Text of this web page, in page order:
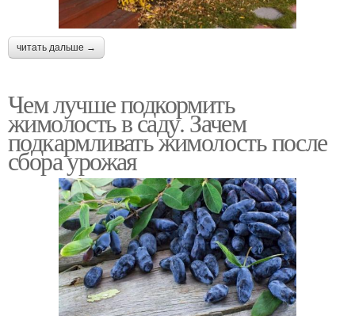
читать дальше →
Чем лучше подкормить
жимолость в саду. Зачем
подкармливать жимолость после
сбора урожая